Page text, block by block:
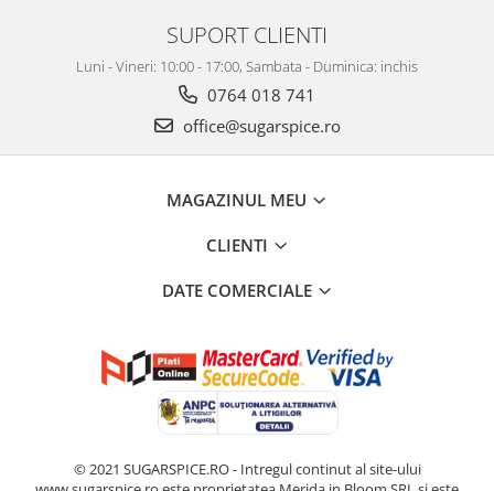
SUPORT CLIENTI
Luni - Vineri: 10:00 - 17:00, Sambata - Duminica: inchis
0764 018 741
office@sugarspice.ro
MAGAZINUL MEU
CLIENTI
DATE COMERCIALE
© 2021 SUGARSPICE.RO - Intregul continut al site-ului